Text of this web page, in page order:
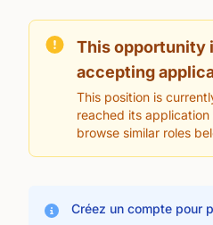
This opportunity
accepting
This position is
reached its
browse similar roles
Créez un compte pour